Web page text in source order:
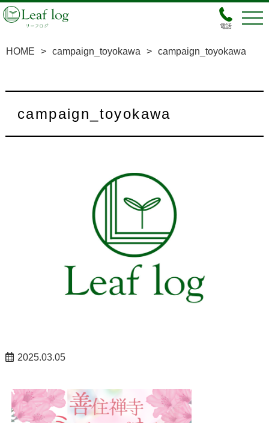
電話
HOME > campaign_toyokawa > campaign_toyokawa
campaign_toyokawa
2025.03.05